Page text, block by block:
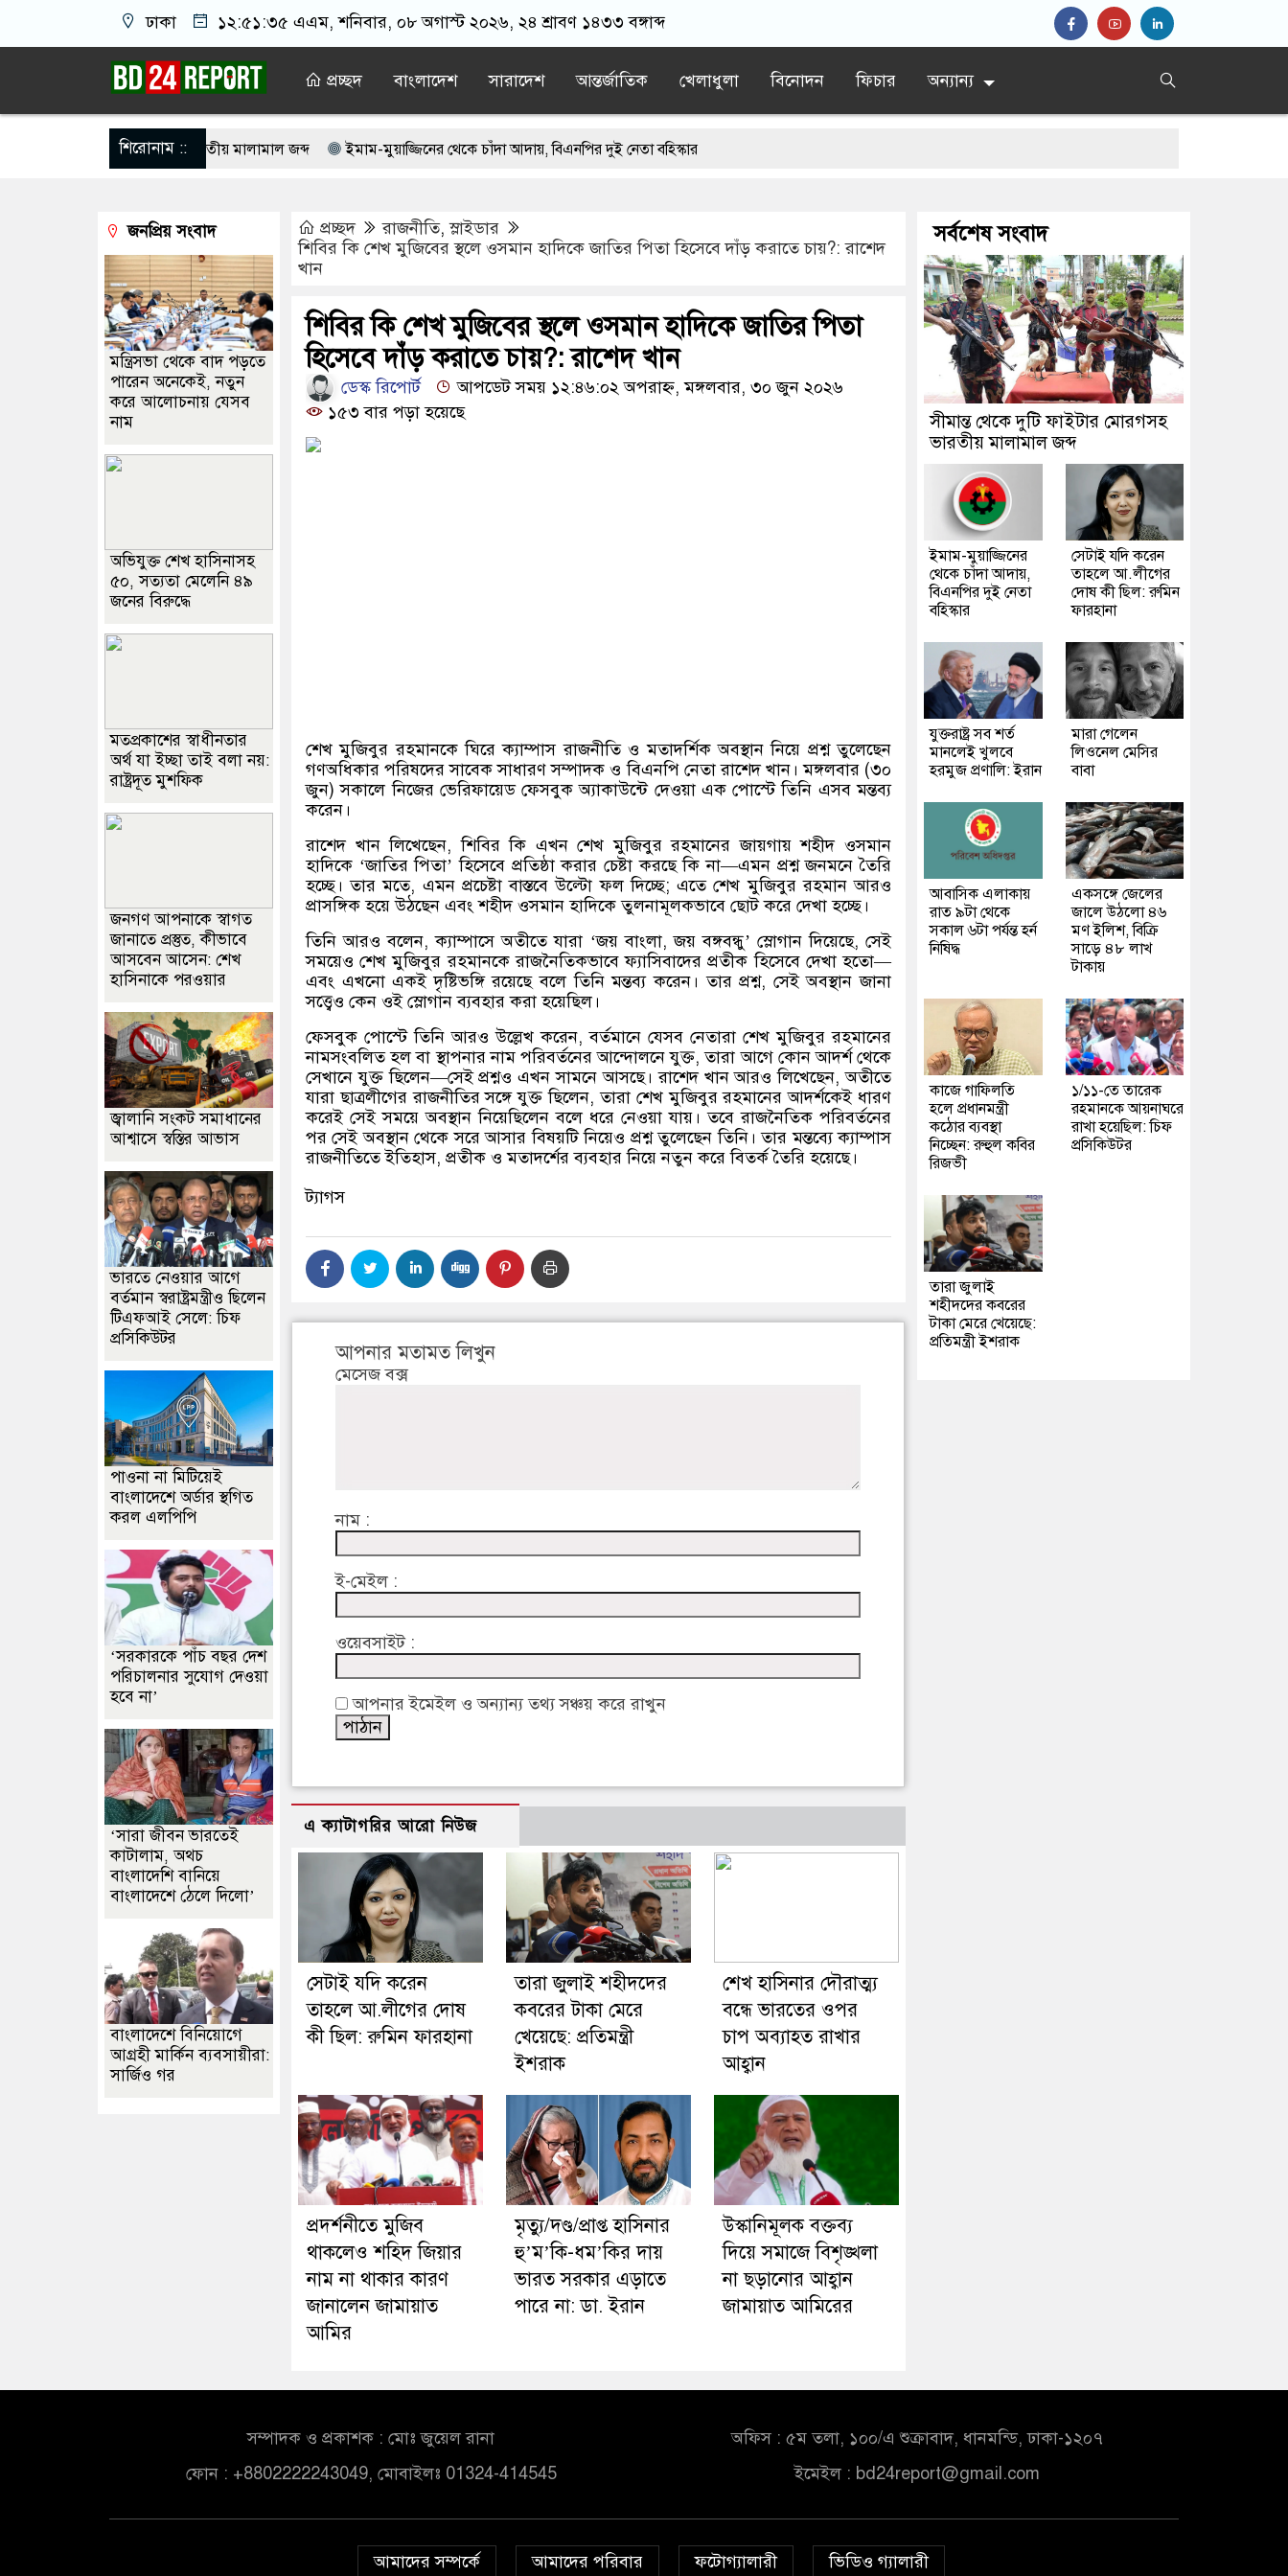
ঢাকা ১২:৫১:৩৫ এএম, শনিবার, ০৮ অগাস্ট ২০২৬, ২৪ শ্রাবণ ১৪৩৩ বঙ্গাব্দ
প্রচ্ছদ বাংলাদেশ সারাদেশ আন্তর্জাতিক খেলাধুলা বিনোদন ফিচার অন্যান্য
শিরোনাম ::
ফাইটার মোরগসহ ভারতীয় মালামাল জব্দ ইমাম-মুয়াজ্জিনের থেকে চাঁদা আদায়, বিএনপির দুই নেতা বহিস্কার
রাত ৯টা থেকে সকাল ৬টা পর্যন্ত হর্ন নিষিদ্ধ একসঙ্গে জেলের জালে উঠলো ৪৬ মণ ইলিশ, বিক্রি সাড়ে ৪৮ লাখ টাকায়
হলে প্রধানমন্ত্রী কঠোর ব্যবস্থা নিচ্ছেন: রুহুল কবির রিজভী
কবরের টাকা মেরে খেয়েছে: প্রতিমন্ত্রী ইশরাক
প্রচ্ছদ রাজনীতি,স্লাইডার
শিবির কি শেখ মুজিবের স্থলে ওসমান হাদিকে জাতির পিতা হিসেবে দাঁড় করাতে চায়?: রাশেদ
খান
শিবির কি শেখ মুজিবের স্থলে ওসমান হাদিকে জাতির পিতা
হিসেবে দাঁড় করাতে চায়?: রাশেদ খান
ডেস্ক রিপোর্ট
আপডেট সময় ১২:৪৬:০২ অপরাহ্ন, মঙ্গলবার, ৩০ জুন ২০২৬
১৫৩ বার পড়া হয়েছে
শেখ মুজিবুর রহমানকে ঘিরে ক্যাম্পাস রাজনীতি ও মতাদর্শিক অবস্থান নিয়ে প্রশ্ন তুলেছেন
গণঅধিকার পরিষদের সাবেক সাধারণ সম্পাদক ও বিএনপি নেতা রাশেদ খান। মঙ্গলবার(৩০
জুন)সকালে নিজের ভেরিফায়েড ফেসবুক অ্যাকাউন্টে দেওয়া এক পোস্টে তিনি এসব মন্তব্য
করেন।
রাশেদ খান লিখেছেন,শিবির কি এখন শেখ মুজিবুর রহমানের জায়গায় শহীদ ওসমান
হাদিকে ‘জাতির পিতা’হিসেবে প্রতিষ্ঠা করার চেষ্টা করছে কি না—এমন প্রশ্ন জনমনে তৈরি
হচ্ছে। তার মতে, এমন প্রচেষ্টা বাস্তবে উল্টো ফল দিচ্ছে;এতে শেখ মুজিবুর রহমান আরও
প্রাসঙ্গিক হয়ে উঠছেন এবং শহীদ ওসমান হাদিকে তুলনামূলকভাবে ছোট করে দেখা হচ্ছে।
তিনি আরও বলেন,ক্যাম্পাসে অতীতে যারা‘জয় বাংলা,জয় বঙ্গবন্ধু’ স্লোগান দিয়েছে,সেই
সময়েও শেখ মুজিবুর রহমানকে রাজনৈতিকভাবে ফ্যাসিবাদের প্রতীক হিসেবে দেখা হতো—
এবং এখনো একই দৃষ্টিভঙ্গি রয়েছে বলে তিনি মন্তব্য করেন। তার প্রশ্ন, সেই অবস্থান জানা
সত্ত্বেও কেন ওই স্লোগান ব্যবহার করা হয়েছিল।
ফেসবুক পোস্টে তিনি আরও উল্লেখ করেন,বর্তমানে যেসব নেতারা শেখ মুজিবুর রহমানের
নামসংবলিত হল বা স্থাপনার নাম পরিবর্তনের আন্দোলনে যুক্ত,তারা আগে কোন আদর্শ থেকে
সেখানে যুক্ত ছিলেন—সেই প্রশ্নও এখন সামনে আসছে। রাশেদ খান আরও লিখেছেন,অতীতে
যারা ছাত্রলীগের রাজনীতির সঙ্গে যুক্ত ছিলেন,তারা শেখ মুজিবুর রহমানের আদর্শকেই ধারণ
করেই সেই সময়ে অবস্থান নিয়েছিলেন বলে ধরে নেওয়া যায়। তবে রাজনৈতিক পরিবর্তনের
পর সেই অবস্থান থেকে সরে আসার বিষয়টি নিয়েও প্রশ্ন তুলেছেন তিনি। তার মন্তব্যে ক্যাম্পাস
রাজনীতিতে ইতিহাস, প্রতীক ও মতাদর্শের ব্যবহার নিয়ে নতুন করে বিতর্ক তৈরি হয়েছে।
ট্যাগস
আপনার মতামত লিখুন
মেসেজ বক্স
নাম :
ই-মেইল :
ওয়েবসাইট :
আপনার ইমেইল ও অন্যান্য তথ্য সঞ্চয় করে রাখুন
এ ক্যাটাগরির আরো নিউজ
সেটাই যদি করেন
তাহলে আ.লীগের দোষ
কী ছিল: রুমিন ফারহানা
তারা জুলাই শহীদদের
কবরের টাকা মেরে
খেয়েছে: প্রতিমন্ত্রী
ইশরাক
শেখ হাসিনার দৌরাত্ম্য
বন্ধে ভারতের ওপর
চাপ অব্যাহত রাখার
আহ্বান
প্রদর্শনীতে মুজিব
থাকলেও শহিদ জিয়ার
নাম না থাকার কারণ
জানালেন জামায়াত
আমির
মৃত্যু/দণ্ড/প্রাপ্ত হাসিনার
হু’ম’কি-ধম’কির দায়
ভারত সরকার এড়াতে
পারে না: ডা. ইরান
উস্কানিমূলক বক্তব্য
দিয়ে সমাজে বিশৃঙ্খলা
না ছড়ানোর আহ্বান
জামায়াত আমিরের
জনপ্রিয় সংবাদ
মন্ত্রিসভা থেকে বাদ পড়তে
পারেন অনেকেই, নতুন
করে আলোচনায় যেসব
নাম
অভিযুক্ত শেখ হাসিনাসহ
৫০, সত্যতা মেলেনি ৪৯
জনের বিরুদ্ধে
মতপ্রকাশের স্বাধীনতার
অর্থ যা ইচ্ছা তাই বলা নয়:
রাষ্ট্রদূত মুশফিক
জনগণ আপনাকে স্বাগত
জানাতে প্রস্তুত, কীভাবে
আসবেন আসেন: শেখ
হাসিনাকে পরওয়ার
জ্বালানি সংকট সমাধানের
আশ্বাসে স্বস্তির আভাস
ভারতে নেওয়ার আগে
বর্তমান স্বরাষ্ট্রমন্ত্রীও ছিলেন
টিএফআই সেলে: চিফ
প্রসিকিউটর
পাওনা না মিটিয়েই
বাংলাদেশে অর্ডার স্থগিত
করল এলপিপি
‘সরকারকে পাঁচ বছর দেশ
পরিচালনার সুযোগ দেওয়া
হবে না’
‘সারা জীবন ভারতেই
কাটালাম, অথচ
বাংলাদেশি বানিয়ে
বাংলাদেশে ঠেলে দিলো’
বাংলাদেশে বিনিয়োগে
আগ্রহী মার্কিন ব্যবসায়ীরা:
সার্জিও গর
সর্বশেষ সংবাদ
সীমান্ত থেকে দুটি ফাইটার মোরগসহ
ভারতীয় মালামাল জব্দ
ইমাম-মুয়াজ্জিনের
থেকে চাঁদা আদায়,
বিএনপির দুই নেতা
বহিস্কার
সেটাই যদি করেন
তাহলে আ.লীগের
দোষ কী ছিল: রুমিন
ফারহানা
যুক্তরাষ্ট্র সব শর্ত
মানলেই খুলবে
হরমুজ প্রণালি: ইরান
মারা গেলেন
লিওনেল মেসির
বাবা
আবাসিক এলাকায়
রাত ৯টা থেকে
সকাল ৬টা পর্যন্ত হর্ন
নিষিদ্ধ
একসঙ্গে জেলের
জালে উঠলো ৪৬
মণ ইলিশ, বিক্রি
সাড়ে ৪৮ লাখ
টাকায়
কাজে গাফিলতি
হলে প্রধানমন্ত্রী
কঠোর ব্যবস্থা
নিচ্ছেন: রুহুল কবির
রিজভী
১/১১-তে তারেক
রহমানকে আয়নাঘরে
রাখা হয়েছিল: চিফ
প্রসিকিউটর
তারা জুলাই
শহীদদের কবরের
টাকা মেরে খেয়েছে:
প্রতিমন্ত্রী ইশরাক
সম্পাদক ও প্রকাশক : মোঃ জুয়েল রানা
ফোন : +8802222243049, মোবাইলঃ 01324-414545
অফিস : ৫ম তলা, ১০০/এ শুক্রাবাদ, ধানমন্ডি, ঢাকা-১২০৭
ইমেইল : bd24report@gmail.com
আমাদের সম্পর্কে আমাদের পরিবার ফটোগ্যালারী ভিডিও গ্যালারী